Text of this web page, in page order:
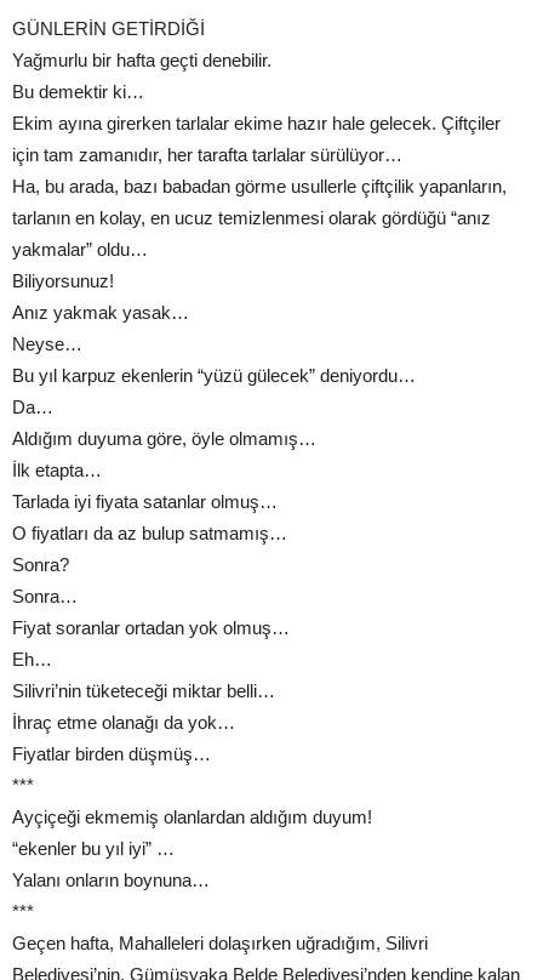
GÜNLERİN GETİRDİĞİ
Yağmurlu bir hafta geçti denebilir.
Bu demektir ki…
Ekim ayına girerken tarlalar ekime hazır hale gelecek. Çiftçiler
için tam zamanıdır, her tarafta tarlalar sürülüyor…
Ha, bu arada, bazı babadan görme usullerle çiftçilik yapanların,
tarlanın en kolay, en ucuz temizlenmesi olarak gördüğü “anız
yakmalar” oldu…
Biliyorsunuz!
Anız yakmak yasak…
Neyse…
Bu yıl karpuz ekenlerin “yüzü gülecek” deniyordu…
Da…
Aldığım duyuma göre, öyle olmamış…
İlk etapta…
Tarlada iyi fiyata satanlar olmuş…
O fiyatları da az bulup satmamış…
Sonra?
Sonra…
Fiyat soranlar ortadan yok olmuş…
Eh…
Silivri’nin tüketeceği miktar belli…
İhraç etme olanağı da yok…
Fiyatlar birden düşmüş…
***
Ayçiçeği ekmemiş olanlardan aldığım duyum!
“ekenler bu yıl iyi” …
Yalanı onların boynuna…
***
Geçen hafta, Mahalleleri dolaşırken uğradığım, Silivri
Belediyesi’nin, Gümüşyaka Belde Belediyesi’nden kendine kalan